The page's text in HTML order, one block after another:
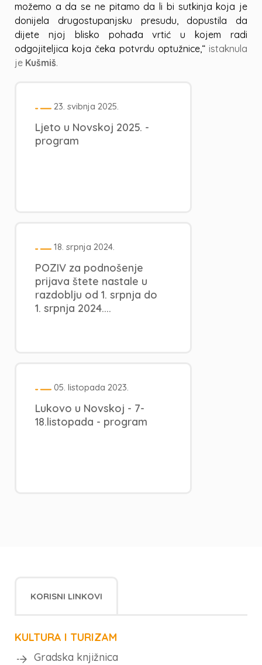
možemo a da se ne pitamo da li bi sutkinja koja je
donijela drugostupanjsku presudu, dopustila da
dijete njoj blisko pohađa vrtić u kojem radi
odgojiteljica koja čeka potvrdu optužnice,“istaknula
je Kušmiš.
23. svibnja 2025.
Ljeto u Novskoj 2025. -
program
18. srpnja 2024.
POZIV za podnošenje
prijava štete nastale u
razdoblju od 1. srpnja do
1. srpnja 2024....
05. listopada 2023.
Lukovo u Novskoj - 7-
18.listopada - program
KORISNI LINKOVI
KULTURA I TURIZAM
Gradska knjižnica